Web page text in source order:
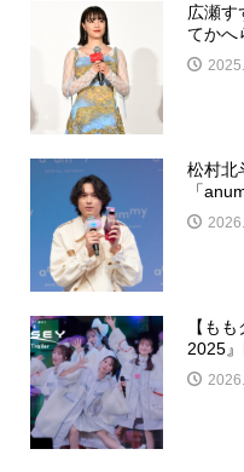
広瀬
てかへ
松村北
「
【も
2025